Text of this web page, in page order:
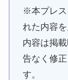
※本プレス
れた内容
内容は掲
告なく修
す。